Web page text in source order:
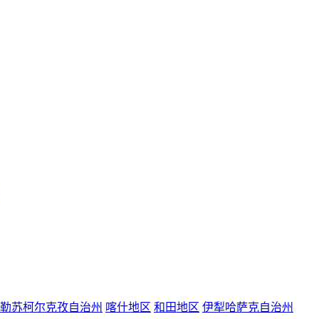
苏柯尔克孜自治州 喀什地区 和田地区 伊犁哈萨克自治州